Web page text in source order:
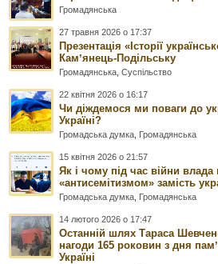
Громадянська
27 травня 2026 о 17:37
Презентація «Історії
Камʼянець-Подільську
Громадянська ,Суспільство
22 квітня 2026 о 16:17
Чи діждемося ми поваги до
Україні?
Громадська думка Громадянська
15 квітня 2026 о 21:57
Як і чому під час війни
«антисемітизмом» замість
Громадська думка Громадянська
14 лютого 2026 о 17:47
Останній шлях Тараса
нагоди 165 роковин з дня
Україні